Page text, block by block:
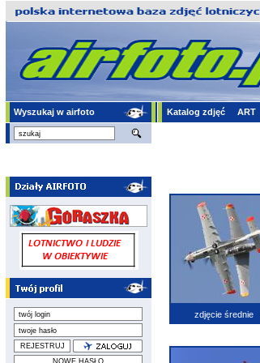
Wyszukaj w airfoto Katalog zdjęć ART
zdjęcie średnie